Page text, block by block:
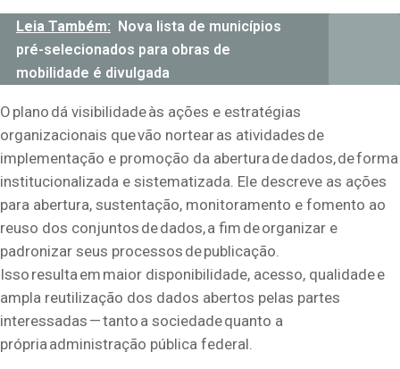
Leia Também:
Nova lista de municípios
pré-selecionados para obras de
mobilidade é divulgada
O plano dá visibilidade às ações e estratégias
organizacionais que vão nortear as atividades de
implementação e promoção da abertura de dados, de forma
institucionalizada e sistematizada. Ele descreve as ações
para abertura, sustentação, monitoramento e fomento ao
reuso dos conjuntos de dados, a fim de organizar e
padronizar seus processos de publicação.
Isso resulta em maior disponibilidade, acesso, qualidade e
ampla reutilização dos dados abertos pelas partes
interessadas — tanto a sociedade quanto a
própria administração pública federal.